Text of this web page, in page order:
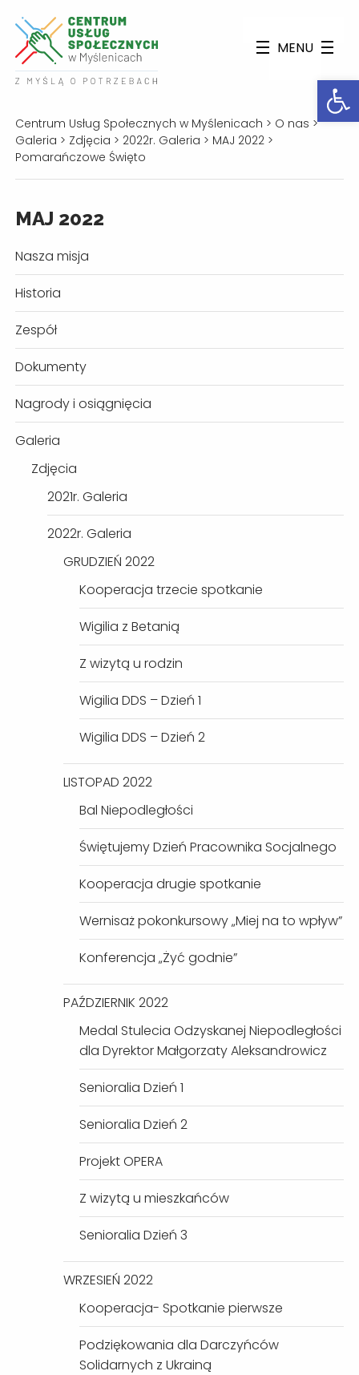
MENU
Centrum Usług Społecznych w Myślenicach > O nas >
Galeria > Zdjęcia > 2022r. Galeria > MAJ 2022 >
Pomarańczowe Święto
MAJ 2022
Nasza misja
Historia
Zespół
Dokumenty
Nagrody i osiągnięcia
Galeria
Zdjęcia
2021r. Galeria
2022r. Galeria
GRUDZIEŃ 2022
Kooperacja trzecie spotkanie
Wigilia z Betanią
Z wizytą u rodzin
Wigilia DDS – Dzień 1
Wigilia DDS – Dzień 2
LISTOPAD 2022
Bal Niepodległości
Świętujemy Dzień Pracownika Socjalnego
Kooperacja drugie spotkanie
Wernisaż pokonkursowy „Miej na to wpływ”
Konferencja „Żyć godnie”
PAŹDZIERNIK 2022
Medal Stulecia Odzyskanej Niepodległości
dla Dyrektor Małgorzaty Aleksandrowicz
Senioralia Dzień 1
Senioralia Dzień 2
Projekt OPERA
Z wizytą u mieszkańców
Senioralia Dzień 3
WRZESIEŃ 2022
Kooperacja- Spotkanie pierwsze
Podziękowania dla Darczyńców
Solidarnych z Ukrainą